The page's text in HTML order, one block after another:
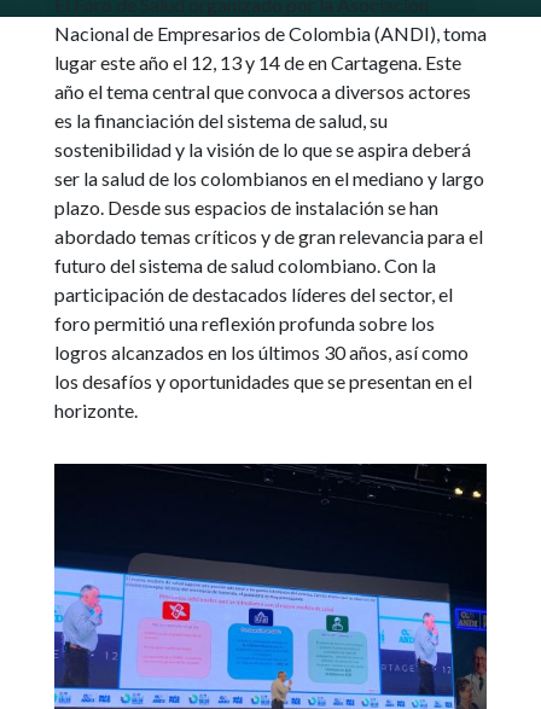
Nacional de Empresarios de Colombia (ANDI), toma
lugar este año el 12, 13 y 14 de en Cartagena. Este
año el tema central que convoca a diversos actores
es la financiación del sistema de salud, su
sostenibilidad y la visión de lo que se aspira deberá
ser la salud de los colombianos en el mediano y largo
plazo. Desde sus espacios de instalación se han
abordado temas críticos y de gran relevancia para el
futuro del sistema de salud colombiano. Con la
participación de destacados líderes del sector, el
foro permitió una reflexión profunda sobre los
logros alcanzados en los últimos 30 años, así como
los desafíos y oportunidades que se presentan en el
horizonte.